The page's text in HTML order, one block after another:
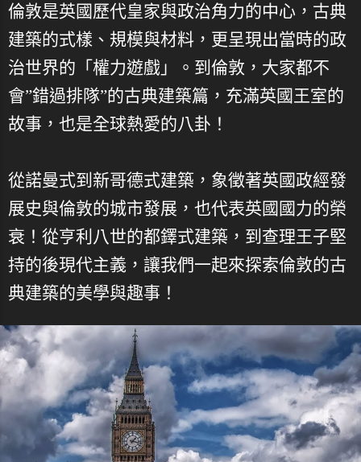
倫敦是英國歷代皇家與政治角力的中心，古典
建築的式樣、規模與材料，更呈現出當時的政
治世界的「權力遊戲」。到倫敦，大家都不
會”錯過排隊”的古典建築篇，充滿英國王室的
故事，也是全球熱愛的八卦！
從諾曼式到新哥德式建築，象徵著英國政經發
展史與倫敦的城市發展，也代表英國國力的榮
衰！從亨利八世的都鐸式建築，到查理王子堅
持的後現代主義，讓我們一起來探索倫敦的古
典建築的美學與趣事！